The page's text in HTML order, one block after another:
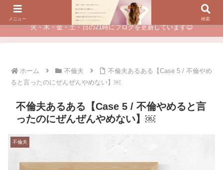
夫に不倫されたつらい経験が、あなたのチャンスに変わるカウンセリング
火・木・金・土・日の21時にブログを更新しています😊
ホーム 不倫夫
不倫夫あるある【Case 5 / 不倫やめ
ると言ったのにぜんぜんやめない】￼
不倫夫あるある【Case 5 / 不倫やめると言
ったのにぜんぜんやめない】￼
不倫夫
メニュー 検索